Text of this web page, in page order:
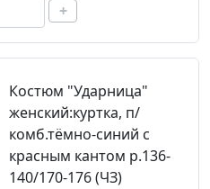
+
Костюм "Ударница"
женский:куртка, п/
комб.тёмно-синий с
красным кантом р.136-
140/170-176 (ЧЗ)